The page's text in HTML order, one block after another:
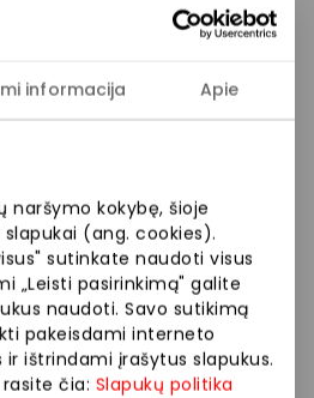
informacija Apie
naršymo kokybę, šioje
(ang. cookies).
sutinkate naudoti visus
„Leisti pasirinkimą" galite
naudoti. Savo sutikimą
pakeisdami interneto
ištrindami įrašytus slapukus.
čia: Slapukų politika